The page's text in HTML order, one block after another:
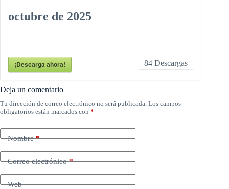
octubre de 2025
¡Descarga ahora! 84 Descargas
Deja un comentario
Tu dirección de correo electrónico no será publicada. Los campos
obligatorios están marcados con *
Nombre*
Correo electrónico*
Web